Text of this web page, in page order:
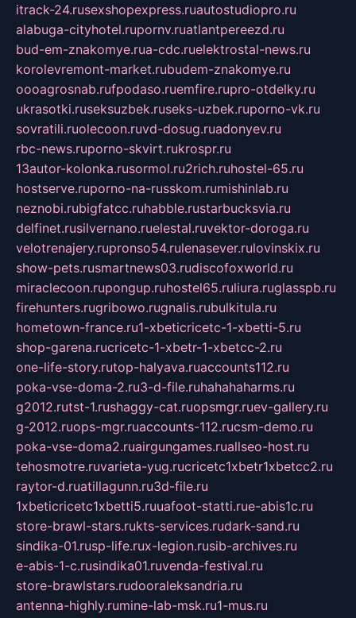
itrack-24.rusexshopexpress.ruautostudiopro.ru
alabuga-cityhotel.rupornv.ruatlantpereezd.ru
bud-em-znakomye.rua-cdc.ruelektrostal-news.ru
korolevremont-market.rubudem-znakomye.ru
oooagrosnab.rufpodaso.ruemfire.rupro-otdelky.ru
ukrasotki.ruseksuzbek.ruseks-uzbek.ruporno-vk.ru
sovratili.ruolecoon.ruvd-dosug.ruadonyev.ru
rbc-news.ruporno-skvirt.rukrospr.ru
13autor-kolonka.rusormol.ru2rich.ruhostel-65.ru
hostserve.ruporno-na-russkom.rumishinlab.ru
neznobi.rubigfatcc.ruhabble.rustarbucksvia.ru
delfinet.rusilvernano.ruelestal.ruvektor-doroga.ru
velotrenajery.rupronso54.rulenasever.rulovinskix.ru
show-pets.rusmartnews03.rudiscofoxworld.ru
miraclecoon.rupongup.ruhostel65.ruliura.ruglasspb.ru
firehunters.rugribowo.rugnalis.rubulkitula.ru
hometown-france.ru1-xbeticricetc-1-xbetti-5.ru
shop-garena.rucricetc-1-xbetr-1-xbetcc-2.ru
one-life-story.rutop-halyava.ruaccounts112.ru
poka-vse-doma-2.ru3-d-file.ruhahahaharms.ru
g2012.rutst-1.rushaggy-cat.ruopsmgr.ruev-gallery.ru
g-2012.ruops-mgr.ruaccounts-112.rucsm-demo.ru
poka-vse-doma2.ruairgungames.ruallseo-host.ru
tehosmotre.ruvarieta-yug.rucricetc1xbetr1xbetcc2.ru
raytor-d.ruatillagunn.ru3d-file.ru
1xbeticricetc1xbetti5.ruuafoot-statti.rue-abis1c.ru
store-brawl-stars.rukts-services.rudark-sand.ru
sindika-01.rusp-life.rux-legion.rusib-archives.ru
e-abis-1-c.rusindika01.ruvenda-festival.ru
store-brawlstars.rudooraleksandria.ru
antenna-highly.rumine-lab-msk.ru1-mus.ru